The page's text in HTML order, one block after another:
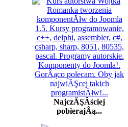
NajczĂŞÂściej
pobierajÂą...